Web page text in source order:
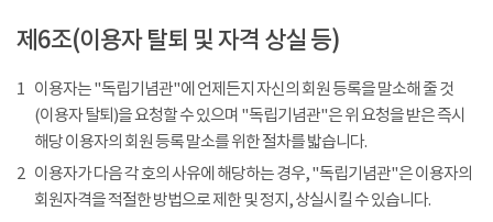
제6조(이용자 탈퇴 및 자격 상실 등)
1 이용자는 "독립기념관"에 언제든지 자신의 회원 등록을 말소해 줄 것
(이용자 탈퇴)을 요청할 수 있으며 "독립기념관"은 위 요청을 받은 즉시
해당 이용자의 회원 등록 말소를 위한 절차를 밟습니다.
2 이용자가 다음 각 호의 사유에 해당하는 경우, "독립기념관"은 이용자의
회원자격을 적절한 방법으로 제한 및 정지, 상실시킬 수 있습니다.